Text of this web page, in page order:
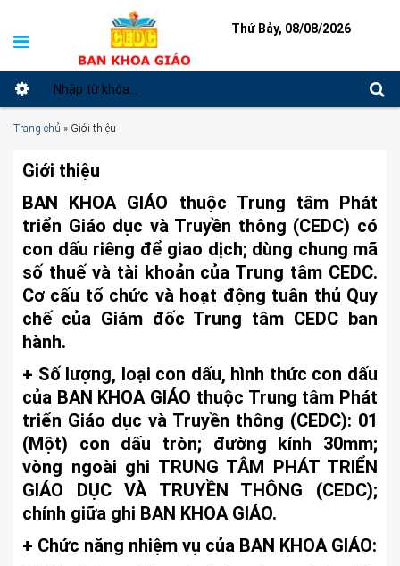
Thứ Bảy, 08/08/2026
Trang chủ » Giới thiệu
Giới thiệu
BAN KHOA GIÁO thuộc Trung tâm Phát
triển Giáo dục và Truyền thông (CEDC) có
con dấu riêng để giao dịch; dùng chung mã
số thuế và tài khoản của Trung tâm CEDC.
Cơ cấu tổ chức và hoạt động tuân thủ Quy
chế của Giám đốc Trung tâm CEDC ban
hành.
+ Số lượng, loại con dấu, hình thức con dấu
của BAN KHOA GIÁO thuộc Trung tâm Phát
triển Giáo dục và Truyền thông (CEDC): 01
(Một) con dấu tròn; đường kính 30mm;
vòng ngoài ghi TRUNG TÂM PHÁT TRIỂN
GIÁO DỤC VÀ TRUYỀN THÔNG (CEDC);
chính giữa ghi BAN KHOA GIÁO.
+ Chức năng nhiệm vụ của BAN KHOA GIÁO: